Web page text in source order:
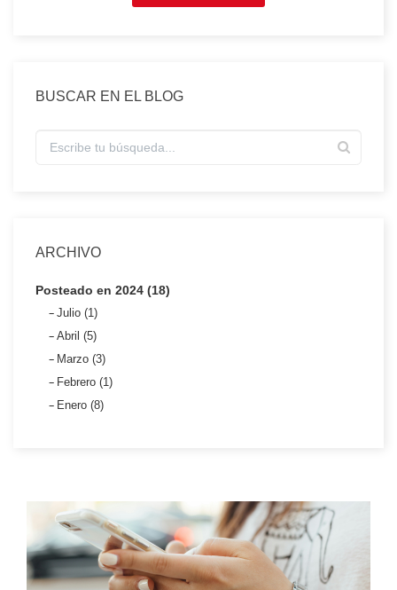
BUSCAR EN EL BLOG
ARCHIVO
Posteado en 2024 (18)
Julio (1)
Abril (5)
Marzo (3)
Febrero (1)
Enero (8)